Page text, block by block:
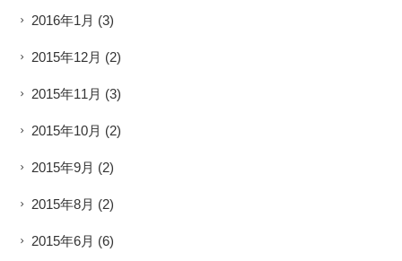
2016年1月 (3)
2015年12月 (2)
2015年11月 (3)
2015年10月 (2)
2015年9月 (2)
2015年8月 (2)
2015年6月 (6)